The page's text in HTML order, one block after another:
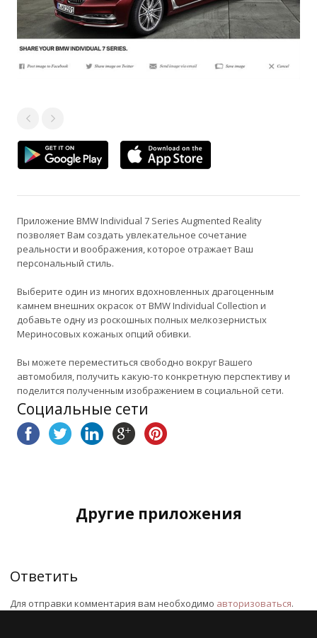
Приложение BMW Individual 7 Series Augmented Reality
позволяет Вам создать увлекательное сочетание
реальности и воображения, которое отражает Ваш
персональный стиль.
Выберите один из многих вдохновленных драгоценным
камнем внешних окрасок от BMW Individual Collection и
добавьте одну из роскошных полных мелкозернистых
Мериносовых кожаных опций обивки.
Вы можете переместиться свободно вокруг Вашего
автомобиля, получить какую-то конкретную перспективу и
поделится полученным изображением в социальной сети.
Социальные сети
Другие приложения
Ответить
Для отправки комментария вам необходимо авторизоваться.